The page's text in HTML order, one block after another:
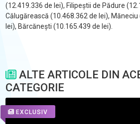
(12.419.336 de lei), Filipeștii de Pădure
Călugărească (10.468.362 de lei), Măneciu
lei), Bărcănești (10.165.439 de lei).
ALTE ARTICOLE DIN
CATEGORIE
EXCLUSIV